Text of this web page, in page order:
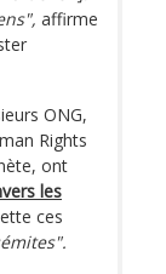
affirme
ONG,
Rights
ont
les
ces